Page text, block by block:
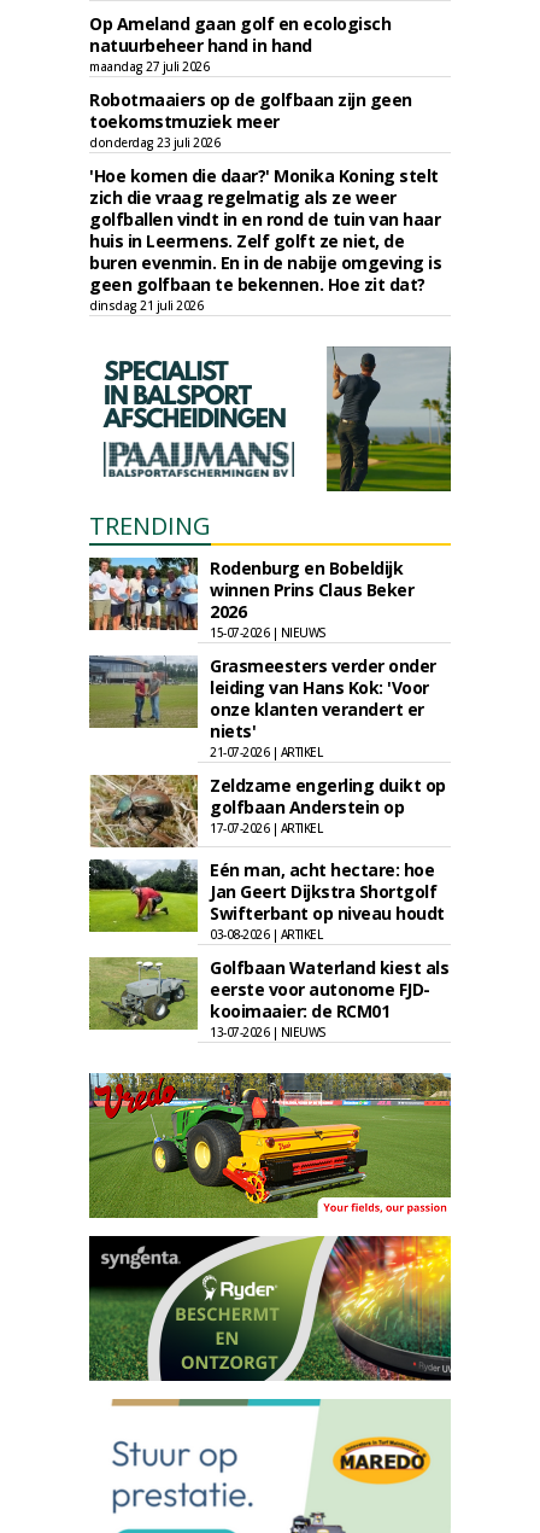
Op Ameland gaan golf en ecologisch
natuurbeheer hand in hand
maandag 27 juli 2026
Robotmaaiers op de golfbaan zijn geen
toekomstmuziek meer
donderdag 23 juli 2026
'Hoe komen die daar?' Monika Koning stelt
zich die vraag regelmatig als ze weer
golfballen vindt in en rond de tuin van haar
huis in Leermens. Zelf golft ze niet, de
buren evenmin. En in de nabije omgeving is
geen golfbaan te bekennen. Hoe zit dat?
dinsdag 21 juli 2026
TRENDING
Rodenburg en Bobeldijk
winnen Prins Claus Beker
2026
15-07-2026 | NIEUWS
Grasmeesters verder onder
leiding van Hans Kok: 'Voor
onze klanten verandert er
niets'
21-07-2026 | ARTIKEL
Zeldzame engerling duikt op
golfbaan Anderstein op
17-07-2026 | ARTIKEL
Eén man, acht hectare: hoe
Jan Geert Dijkstra Shortgolf
Swifterbant op niveau houdt
03-08-2026 | ARTIKEL
Golfbaan Waterland kiest als
eerste voor autonome FJD-
kooimaaier: de RCM01
13-07-2026 | NIEUWS